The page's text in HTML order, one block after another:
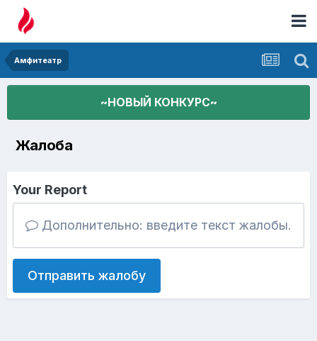
Амфитеатр
~НОВЫЙ КОНКУРС~
Жалоба
Your Report
Дополнительно: введите текст жалобы.
Отправить жалобу